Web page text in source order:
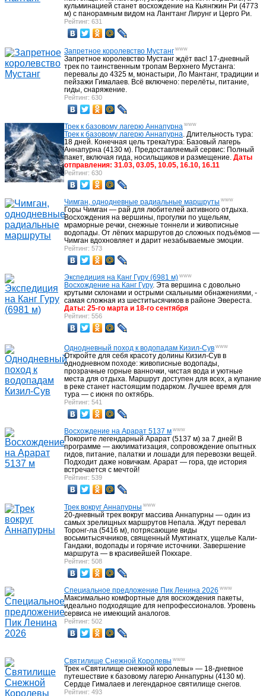
кульминацией станет восхождение на Кьянгжин Ри (4773
м) с панорамным видом на Лангтанг Лирунг и Церго Ри.
Рейтинг: 631
Запретное королевство Мустанг www
Запретное королевство Мустанг ждёт вас! 17-дневный
трек по таинственным тропам Верхнего Мустанга:
перевалы до 4325 м, монастыри, Ло Мантанг, традиции и
пейзажи Гималаев. Всё включено: перелёты, питание,
гиды, снаряжение.
Рейтинг: 630
Трек к базовому лагерю Аннапурна www
Трек к базовому лагерю Аннапурна . Длительность тура:
18 дней. Конечная цель трека/тура: Базовый лагерь
Аннапурна (4130 м). Предоставляемый сервис: Полный
пакет, включая гида, носильщиков и размещение. Даты
отправления: 31.03, 03.05, 10.05, 16.10, 16.11
Рейтинг: 630
Чимган, однодневные радиальные маршруты www
Горы Чимган — рай для любителей активного отдыха.
Восхождения на вершины, прогулки по ущельям,
мраморные речки, снежные тоннели и живописные
водопады. От лёгких маршрутов до сложных подъёмов —
Чимган вдохновляет и дарит незабываемые эмоции.
Рейтинг: 573
Экспедиция на Канг Гуру (6981 м) www
Восхождение на Канг Гуру. Эта вершина с довольно
крутыми склонами и острыми скальными обнажениями, -
самая сложная из шеститысячиков в районе Эвереста.
Даты: 25-го марта и 18-го сентября
Рейтинг: 556
Однодневный поход к водопадам Кизил-Сув www
Откройте для себя красоту долины Кизил-Сув в
однодневном походе: живописные водопады,
прозрачные горные ванночки, чистая вода и уютные
места для отдыха. Маршрут доступен для всех, а купание
в реке станет настоящим подарком. Лучшее время для
тура — с июня по октябрь.
Рейтинг: 541
Восхождение на Арарат 5137 м www
Покорите легендарный Арарат (5137 м) за 7 дней! В
программе — акклиматизация, сопровождение опытных
гидов, питание, палатки и лошади для перевозки вещей.
Подходит даже новичкам. Арарат — гора, где история
встречается с мечтой!
Рейтинг: 539
Трек вокруг Аннапурны www
20-дневный трек вокруг массива Аннапурны — один из
самых зрелищных маршрутов Непала. Ждут перевал
Торонг-ла (5416 м), потрясающие виды
восьмитысячников, священный Муктинатх, ущелье Кали-
Гандаки, водопады и горячие источники. Завершение
маршрута — в красивейшей Покхаре.
Рейтинг: 508
Специальное предложение Пик Ленина 2026 www
Максимально комфортные для восхождения пакеты,
идеально подходящие для непрофессионалов. Уровень
сервиса не имеющий аналогов.
Рейтинг: 502
Святилище Снежной Королевы www
Трек «Святилище снежной королевы» — 18-дневное
путешествие к базовому лагерю Аннапурны (4130 м).
Сердце Гималаев и легендарное святилище снегов.
Рейтинг: 493